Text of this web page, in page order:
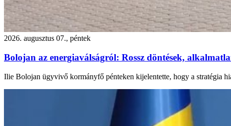
2026. augusztus 07., péntek
Bolojan az energiaválságról: Rossz döntések,
Ilie Bolojan ügyvivő kormányfő pénteken kijelentette, hogy a stratégia